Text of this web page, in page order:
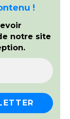
!
notre site